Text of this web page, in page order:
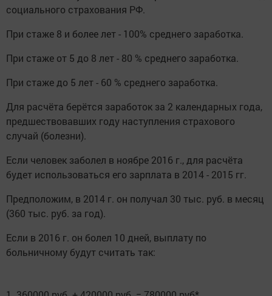
социального страхования РФ.
При стаже 8 и более лет - 100% среднего заработка.
При стаже от 5 до 8 лет - 80 % среднего заработка.
При стаже до 5 лет - 60 % среднего заработка.
Для расчёта берётся заработок за 2 календарных года,
предшествовавших году наступления страхового
случай (болезни).
Если человек заболел в ноябре 2016 г., для расчёта
будет использоваться его зарплата в 2014 - 2015 гг.
Предположим, в 2014 г. он получал 30 тыс. руб. в месяц
(360 тыс. руб. за год).
Если в 2016 г. он болел 10 дней, выплату по
больничному будут считать так: